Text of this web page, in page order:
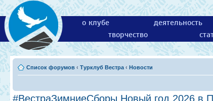
о клубе деятельность
творчество
Список форумов ‹ Турклуб Вестра ‹ Новости
#ВестраЗимниеСборы Новый год 2026 в